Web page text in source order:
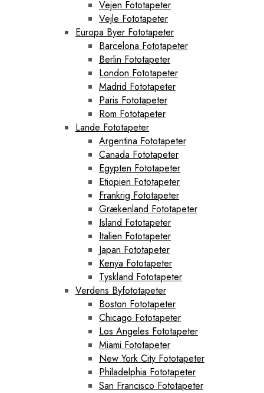
Vejen Fototapeter
Vejle Fototapeter
Europa Byer Fototapeter
Barcelona Fototapeter
Berlin Fototapeter
London Fototapeter
Madrid Fototapeter
Paris Fototapeter
Rom Fototapeter
Lande Fototapeter
Argentina Fototapeter
Canada Fototapeter
Egypten Fototapeter
Etiopien Fototapeter
Frankrig Fototapeter
Grækenland Fototapeter
Island Fototapeter
Italien Fototapeter
Japan Fototapeter
Kenya Fototapeter
Tyskland Fototapeter
Verdens Byfototapeter
Boston Fototapeter
Chicago Fototapeter
Los Angeles Fototapeter
Miami Fototapeter
New York City Fototapeter
Philadelphia Fototapeter
San Francisco Fototapeter